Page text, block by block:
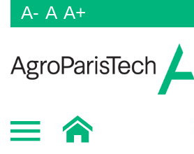
A- A A+